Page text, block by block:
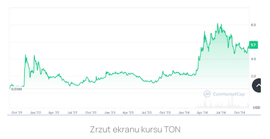
Zrzut ekranu kursu TON